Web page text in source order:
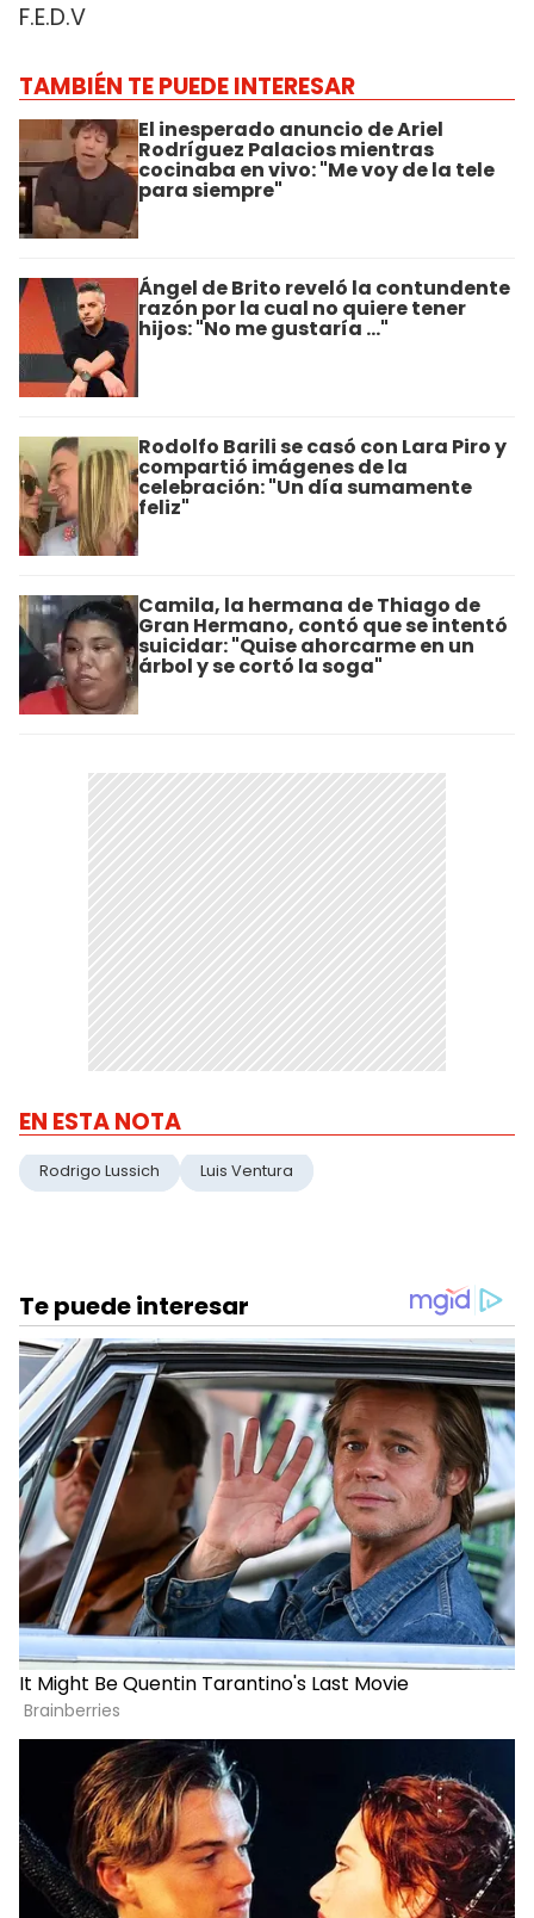
F.E.D.V
TAMBIÉN TE PUEDE INTERESAR
El inesperado anuncio de Ariel
Rodríguez Palacios mientras
cocinaba en vivo: "Me voy de la tele
para siempre"
Ángel de Brito reveló la contundente
razón por la cual no quiere tener
hijos: "No me gustaría ..."
Rodolfo Barili se casó con Lara Piro y
compartió imágenes de la
celebración: "Un día sumamente
feliz"
Camila, la hermana de Thiago de
Gran Hermano, contó que se intentó
suicidar: "Quise ahorcarme en un
árbol y se cortó la soga"
EN ESTA NOTA
Rodrigo Lussich Luis Ventura